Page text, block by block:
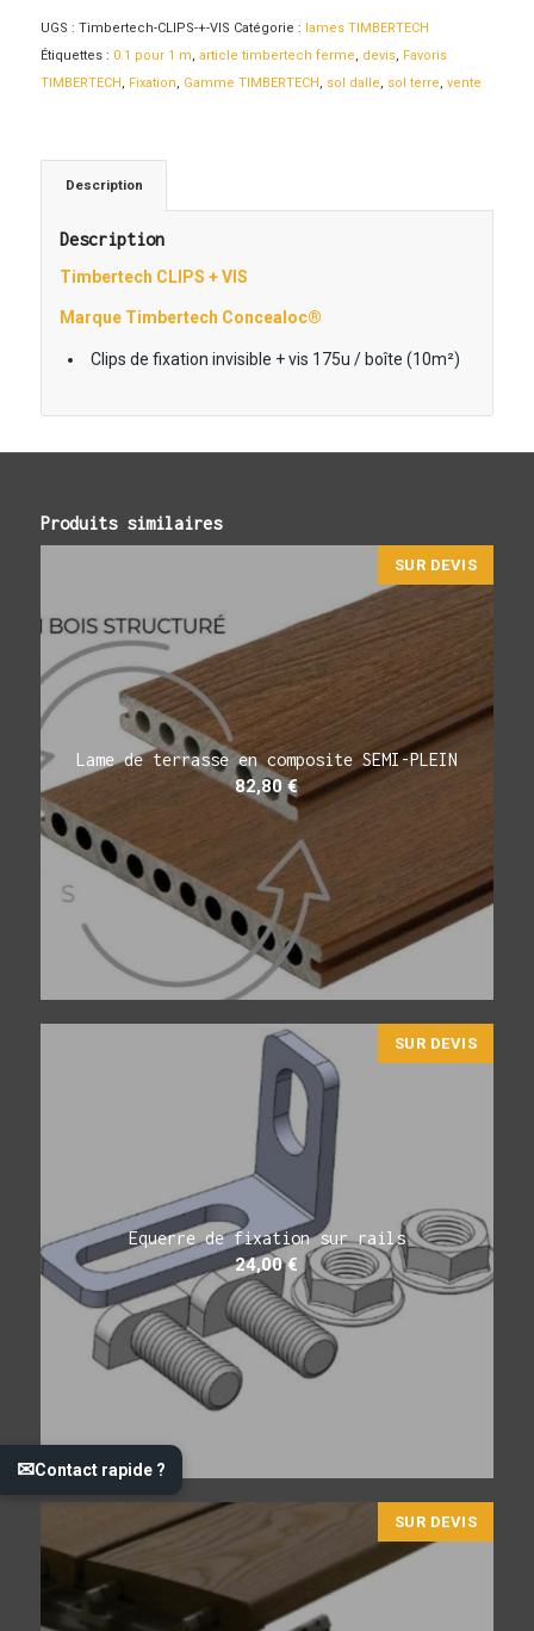
UGS : Timbertech-CLIPS-+-VIS Catégorie : lames TIMBERTECH
Étiquettes : 0.1 pour 1 m, article timbertech ferme, devis, Favoris
TIMBERTECH, Fixation, Gamme TIMBERTECH, sol dalle, sol terre, vente
Description
Description
Timbertech CLIPS + VIS
Marque Timbertech Concealoc®
Clips de fixation invisible + vis 175u / boîte (10m²)
Produits similaires
SUR DEVIS
Lame de terrasse en composite SEMI-PLEIN
82,80€
SUR DEVIS
Equerre de fixation sur rails
24,00€
SUR DEVIS
✉Contact rapide ?